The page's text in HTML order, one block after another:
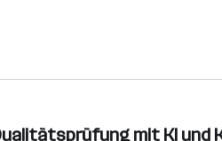
mit KI und